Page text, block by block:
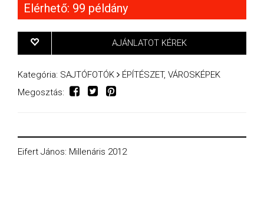
Elérhető: 99 példány
AJÁNLATOT KÉREK
Kategória: SAJTÓFOTÓK
ÉPÍTÉSZET, VÁROSKÉPEK
Megosztás:
Eifert János: Millenáris 2012